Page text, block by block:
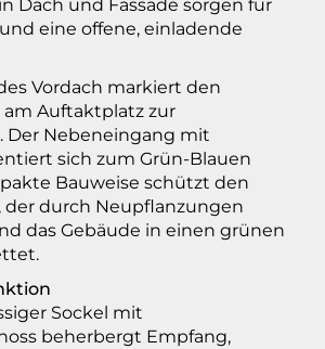
Dach und Fassade sorgen für
eine offene, einladende
Vordach markiert den
Auftaktplatz zur
Der Nebeneingang mit
sich zum Grün-Blauen
Bauweise schützt den
der durch Neupflanzungen
das Gebäude in einen grünen
Sockel mit
beherbergt Empfang,